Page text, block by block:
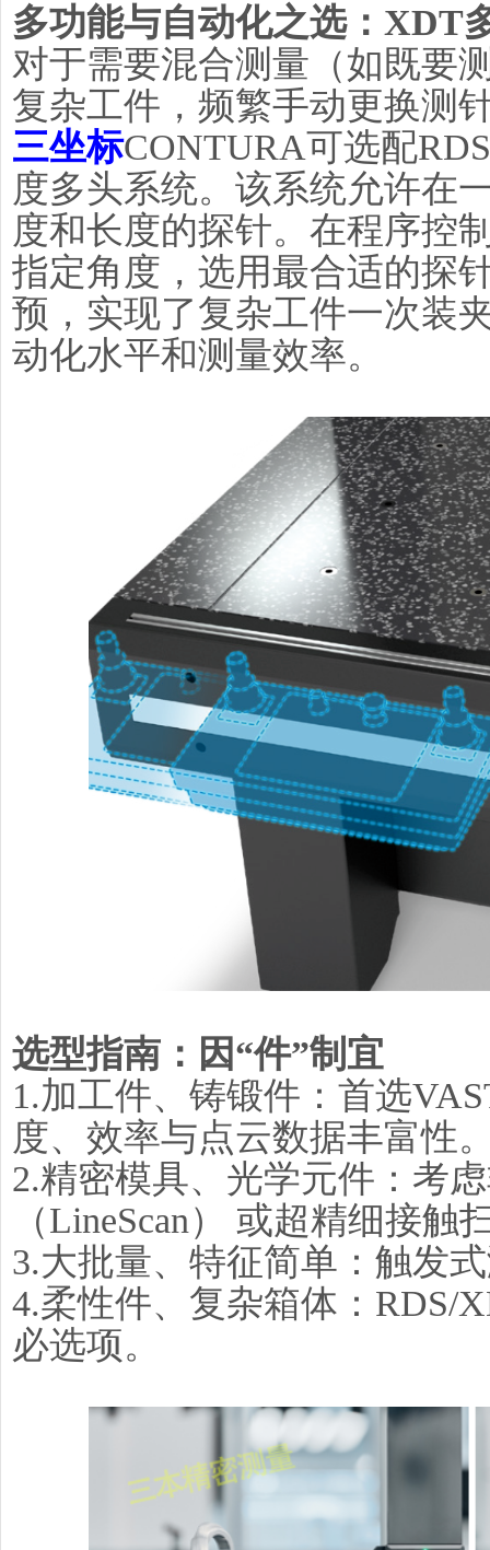
多功能与自动化之选：XDT
对于需要混合测量（如既要
复杂工件，频繁手动更换测
三坐标CONTURA可选配
度多头系统。该系统允许在
度和长度的探针。在程序控
指定角度，选用最合适的探
预，实现了复杂工件一次装
动化水平和测量效率。
选型指南：因“件”制宜
1.加工件、铸锻件：首选
度、效率与点云数据丰富性
2.精密模具、光学元件：考
（LineScan） 或超精细接触
3.大批量、特征简单：触发
4.柔性件、复杂箱体：RDS/
必选项。